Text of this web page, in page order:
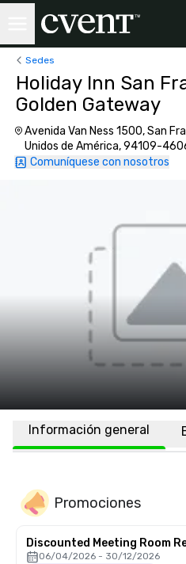
Sedes
Holiday Inn San
Golden Gateway
Avenida Van Ness 1500, San
Unidos de América, 94109-
Comuníquese con nosotros
Información general
Promociones
Discounted Meeting Room
06/04/2026 - 30/12/2026